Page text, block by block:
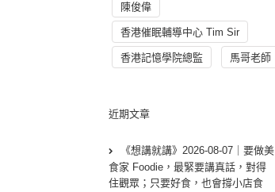
陳俊偉
香港催眠輔導中心 Tim Sir
香港記憶學院總監 馬哥老師
近期文章
《想講就講》2026-08-07｜要做美
食家 Foodie，最緊要講真話，對得
住觀眾；只要好食，也會撐小店食